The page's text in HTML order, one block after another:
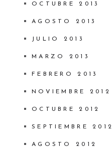
OCTUBRE 2013
AGOSTO 2013
JULIO 2013
MARZO 2013
FEBRERO 2013
NOVIEMBRE 2012
OCTUBRE 2012
SEPTIEMBRE 2012
AGOSTO 2012